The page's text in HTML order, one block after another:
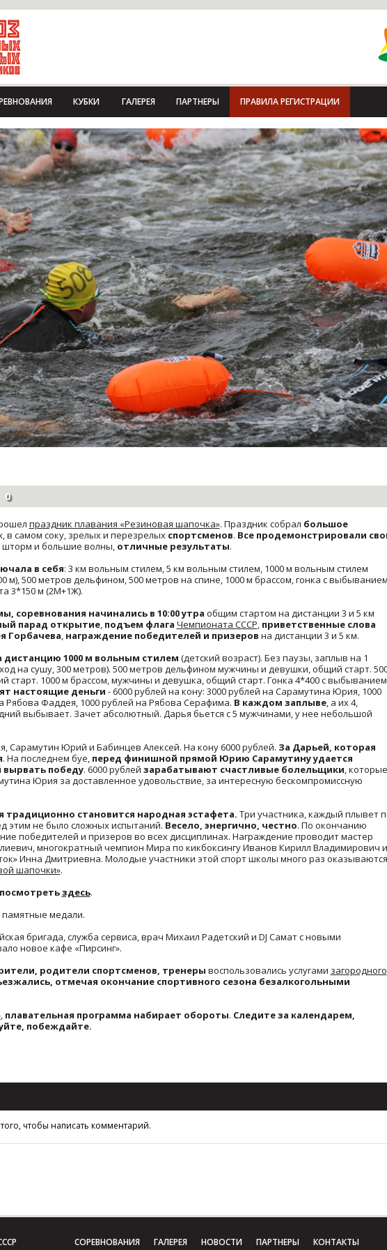
КУБКИ ГАЛЕРЕЯ ПАРТНЕРЫ ПРАВИЛА РЕГИСТРАЦИИ
0
праздник плавания «Резиновая шапочка». Праздник собрал большое
в самом соку, зрелых и перезрелых спортсменов. Все продемонстрировали
шторм и большие волны, отличные результаты.
в себя: 3 км вольным стилем, 5 км вольным стилем, 1000 м вольным стилем
м), 500 метров дельфином, 500 метров на спине, 1000 м брассом, гонка с выбыванием
3*150 м (2М+1Ж).
соревнования начинались в 10:00 утра общим стартом на дистанции 3 и 5 км
парад открытие,подъем флага Чемпионата СССР, приветственные слова
Горбачева, награждение победителей и призеров на дистанции 3 и 5 км.
дистанцию 1000 м вольным стилем (детский возраст). Без паузы, заплыв на 1
на сушу, 300 метров). 500 метров дельфином мужчины и девушки, общий старт.
старт. 1000 м брассом, мужчины и девушка, общий старт. Гонка 4*400 с
настоящие деньги - 6000 рублей на кону: 3000 рублей на Сарамутина Юрия, 1000
Фаддея, 1000 рублей на Рябова Серафима. В каждом заплыве, а их 4,
выбывает. Зачет абсолютный. Дарья бьется с 5 мужчинами, у нее небольшой
Сарамутин Юрий и Бабинцев Алексей. На кону 6000 рублей. За Дарьей, которая
. На последнем буе, перед финишной прямой Юрию Сарамутину удается
победу. 6000 рублей зарабатывают счастливые болельщики, которые
Юрия за доставленное удовольствие, за интересную бескомпромиссную
становится народная эстафета. Три участника, каждый плывет
этим не было сложных испытаний. Весело, энергично, честно. По окончанию
победителей и призеров во всех дисциплинах. Награждение проводит мастер
многократный чемпион Мира по кикбоксингу Иванов Кирилл Владимирович и
Инна Дмитриевна. Молодые участники этой спорт школы много раз оказываются
шапочки».
здесь.
медали.
бригада, служба сервиса, врач Михаил Радетский и DJ Самат с новыми
новое кафе «Пирсинг».
родители спортсменов, тренеры воспользовались услугами загородного
отмечая окончание спортивного сезона безалкогольными
, плавательная программа набирает обороты. Следите за календарем,
побеждайте.
чтобы написать комментарий.
СОРЕВНОВАНИЯ ГАЛЕРЕЯ НОВОСТИ ПАРТНЕРЫ КОНТАКТЫ